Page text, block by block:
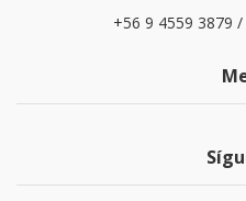
+56 9 4559 3879